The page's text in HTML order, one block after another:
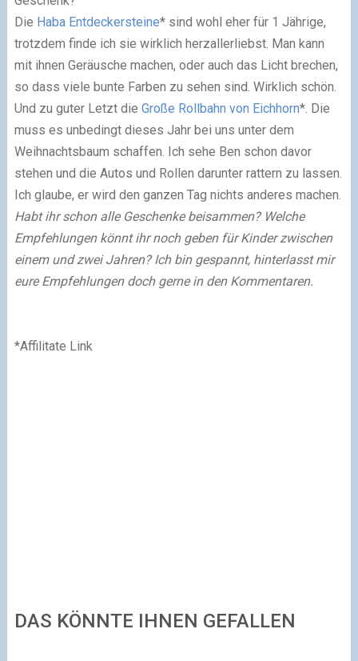
Die Haba Entdeckersteine*sind wohl eher für 1 Jährige,
trotzdem finde ich sie wirklich herzallerliebst. Man kann
mit ihnen Geräusche machen, oder auch das Licht brechen,
so dass viele bunte Farben zu sehen sind. Wirklich schön.
Und zu guter Letzt die Große Rollbahn von Eichhorn*. Die
muss es unbedingt dieses Jahr bei uns unter dem
Weihnachtsbaum schaffen. Ich sehe Ben schon davor
stehen und die Autos und Rollen darunter rattern zu lassen.
Ich glaube, er wird den ganzen Tag nichts anderes machen.
Habt ihr schon alle Geschenke beisammen? Welche
Empfehlungen könnt ihr noch geben für Kinder zwischen
einem und zwei Jahren? Ich bin gespannt, hinterlasst mir
eure Empfehlungen doch gerne in den Kommentaren.
*Affilitate Link
DAS KÖNNTE IHNEN GEFALLEN